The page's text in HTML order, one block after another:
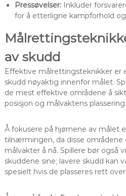
Pressøvelser:Inkluder
for å etterligne kampforhold
av skudd
Effektive målrettingsteknikker er
skudd nøyaktig innenfor målet.
de mest effektive områdene å
posisjon og målvaktens plassering.
Å fokusere på hjørnene av målet
tilnærmingen, da disse områdene
målvakter å nå. Spillere bør også
skuddene sine; lavere skudd kan
spesielt hvis de plasseres rett